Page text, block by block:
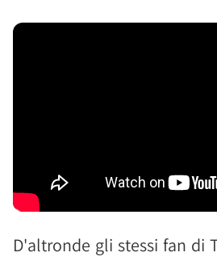
D'altronde gli stessi fan di